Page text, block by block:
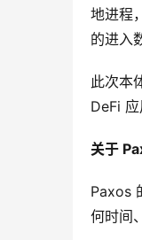
地进程
的进入
此次本
DeFi 应
关于
Paxos
何时间